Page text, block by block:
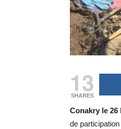
13
SHARES
Conakry le 26
de